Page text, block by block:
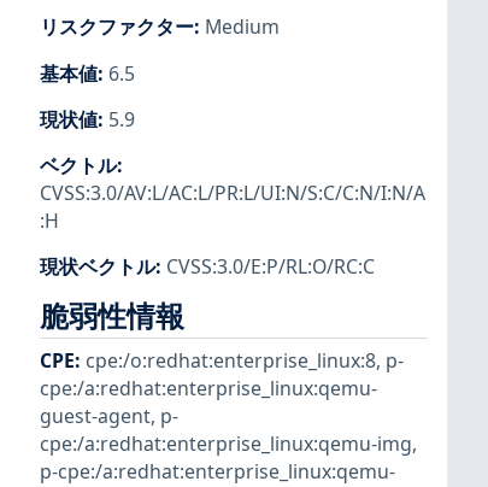
リスクファクター: Medium
基本値: 6.5
現状値: 5.9
ベクトル:
CVSS:3.0/AV:L/AC:L/PR:L/UI:N/S:C/C:N/I:N/A
:H
現状ベクトル: CVSS:3.0/E:P/RL:O/RC:C
脆弱性情報
CPE: cpe:/o:redhat:enterprise_linux:8, p-
cpe:/a:redhat:enterprise_linux:qemu-
guest-agent, p-
cpe:/a:redhat:enterprise_linux:qemu-img,
p-cpe:/a:redhat:enterprise_linux:qemu-